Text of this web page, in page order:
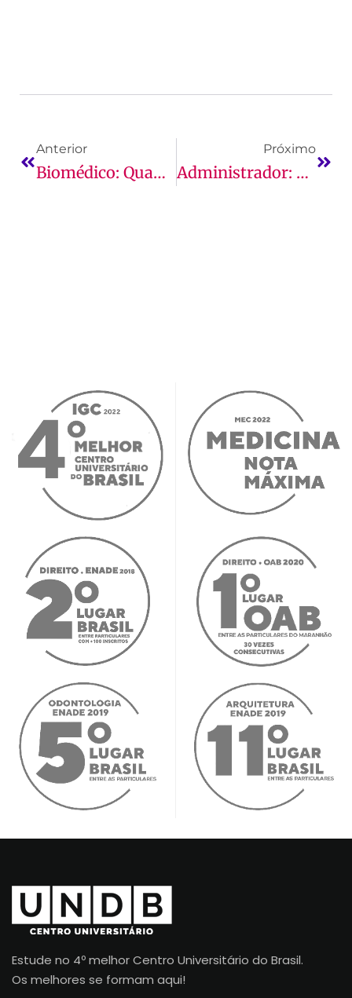
Anterior
Biomédico: Quanto Ganha O Profissional Da Área
Próximo
Administrador: O Que Faz, Onde Atua E Mais!
Estude no 4º melhor Centro Universitário do Brasil.
Os melhores se formam aqui!